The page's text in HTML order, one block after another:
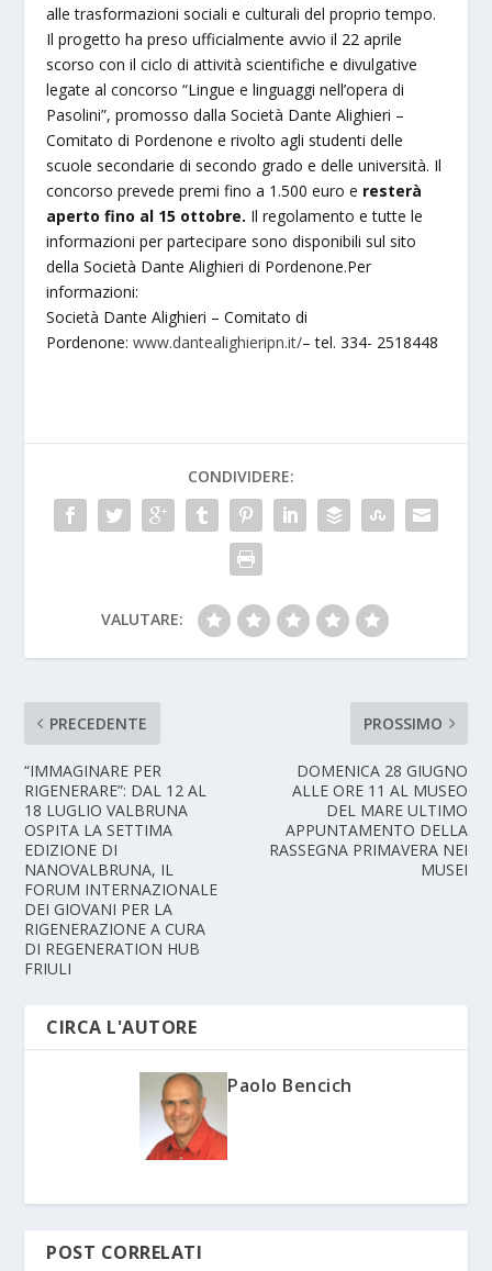
alle trasformazioni sociali e culturali del proprio tempo.
Il progetto ha preso ufficialmente avvio il 22 aprile
scorso con il ciclo di attività scientifiche e divulgative
legate al concorso “Lingue e linguaggi nell’opera di
Pasolini”, promosso dalla Società Dante Alighieri –
Comitato di Pordenone e rivolto agli studenti delle
scuole secondarie di secondo grado e delle università. Il
concorso prevede premi fino a 1.500 euro e resterà
aperto fino al 15 ottobre. Il regolamento e tutte le
informazioni per partecipare sono disponibili sul sito
della Società Dante Alighieri di Pordenone.Per
informazioni:
Società Dante Alighieri – Comitato di
Pordenone:www.dantealighieripn.it/– tel. 334- 2518448
CONDIVIDERE:
VALUTARE:
PRECEDENTE
“IMMAGINARE PER
RIGENERARE”: DAL 12 AL
18 LUGLIO VALBRUNA
OSPITA LA SETTIMA
EDIZIONE DI
NANOVALBRUNA, IL
FORUM INTERNAZIONALE
DEI GIOVANI PER LA
RIGENERAZIONE A CURA
DI REGENERATION HUB
FRIULI
PROSSIMO
DOMENICA 28 GIUGNO
ALLE ORE 11 AL MUSEO
DEL MARE ULTIMO
APPUNTAMENTO DELLA
RASSEGNA PRIMAVERA NEI
MUSEI
CIRCA L'AUTORE
Paolo Bencich
POST CORRELATI